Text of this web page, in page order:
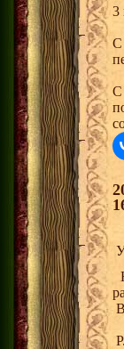
3
С
С